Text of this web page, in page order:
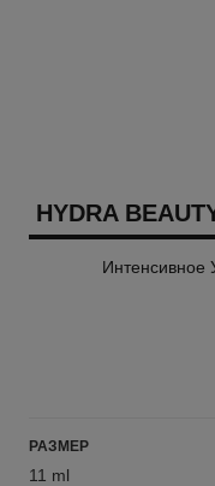
HYDRA
Интенсивное
РАЗМЕР
11 ml